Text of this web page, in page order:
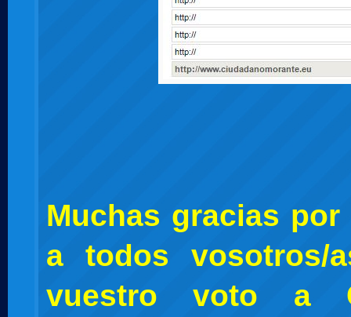
Muchas gracias
a todos vosotros/
vuestro voto a